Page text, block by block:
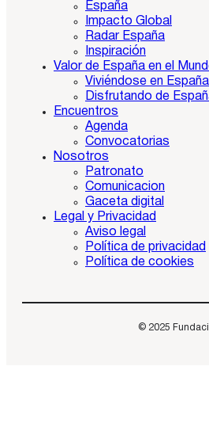
España
Impacto Global
Radar España
Inspiración
Valor de España en el
Viviéndose en España
Disfrutando de
Encuentros
Agenda
Convocatorias
Nosotros
Patronato
Comunicacion
Gaceta digital
Legal y Privacidad
Aviso legal
Política de privacidad
Política de cookies
© 2025